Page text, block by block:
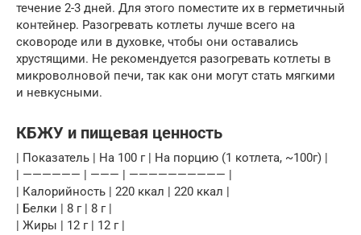
течение 2-3 дней. Для этого поместите их в герметичный
контейнер. Разогревать котлеты лучше всего на
сковороде или в духовке, чтобы они оставались
хрустящими. Не рекомендуется разогревать котлеты в
микроволновой печи, так как они могут стать мягкими
и невкусными.
КБЖУ и пищевая ценность
| Показатель | На 100 г | На порцию (1 котлета, ~100г) |
| —————— | ——— | —————————— |
| Калорийность | 220 ккал | 220 ккал |
| Белки | 8 г | 8 г |
| Жиры | 12 г | 12 г |